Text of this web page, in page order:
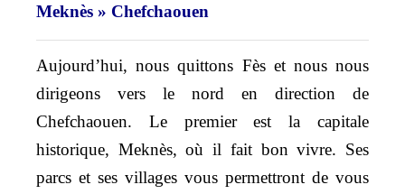
Meknès » Chefchaouen
Aujourd’hui, nous quittons Fès et nous nous
dirigeons vers le nord en direction de
Chefchaouen. Le premier est la capitale
historique, Meknès, où il fait bon vivre. Ses
parcs et ses villages vous permettront de vous